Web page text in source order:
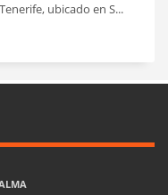
ubicado en S...